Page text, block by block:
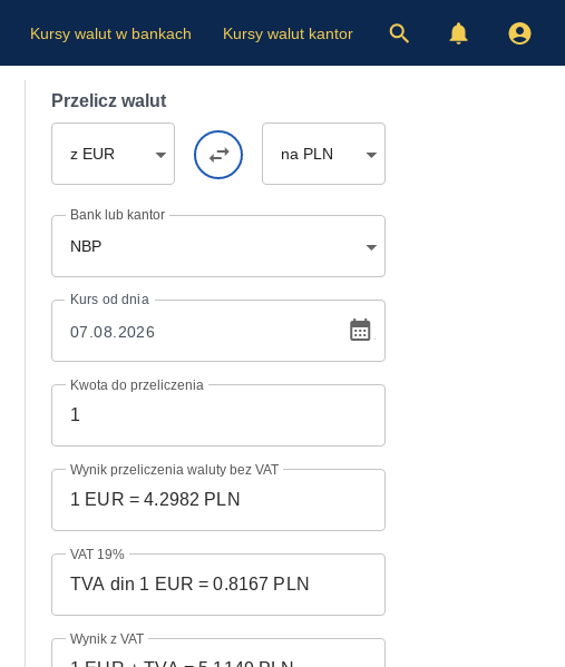
Kursy walut w bankach Kursy walut kantor
Przelicz walut
z EUR na PLN
Bank lub kantor
NBP
Kurs od dnia
Kwota do przeliczenia
Wynik przeliczenia waluty bez VAT
VAT 19%
Wynik z VAT